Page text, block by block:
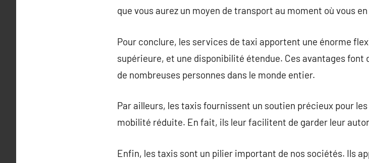
que vous aurez un moyen de transport au moment où vous
Pour conclure, les services de taxi apportent une énorme
supérieure, et une disponibilité étendue. Ces avantages
de nombreuses personnes dans le monde entier.
Par ailleurs, les taxis fournissent un soutien précieux pour
mobilité réduite. En fait, ils leur facilitent de garder leur
Enfin, les taxis sont un pilier important de nos sociétés. Ils